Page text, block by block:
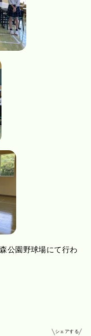
公園野球場にて行わ
シェアする